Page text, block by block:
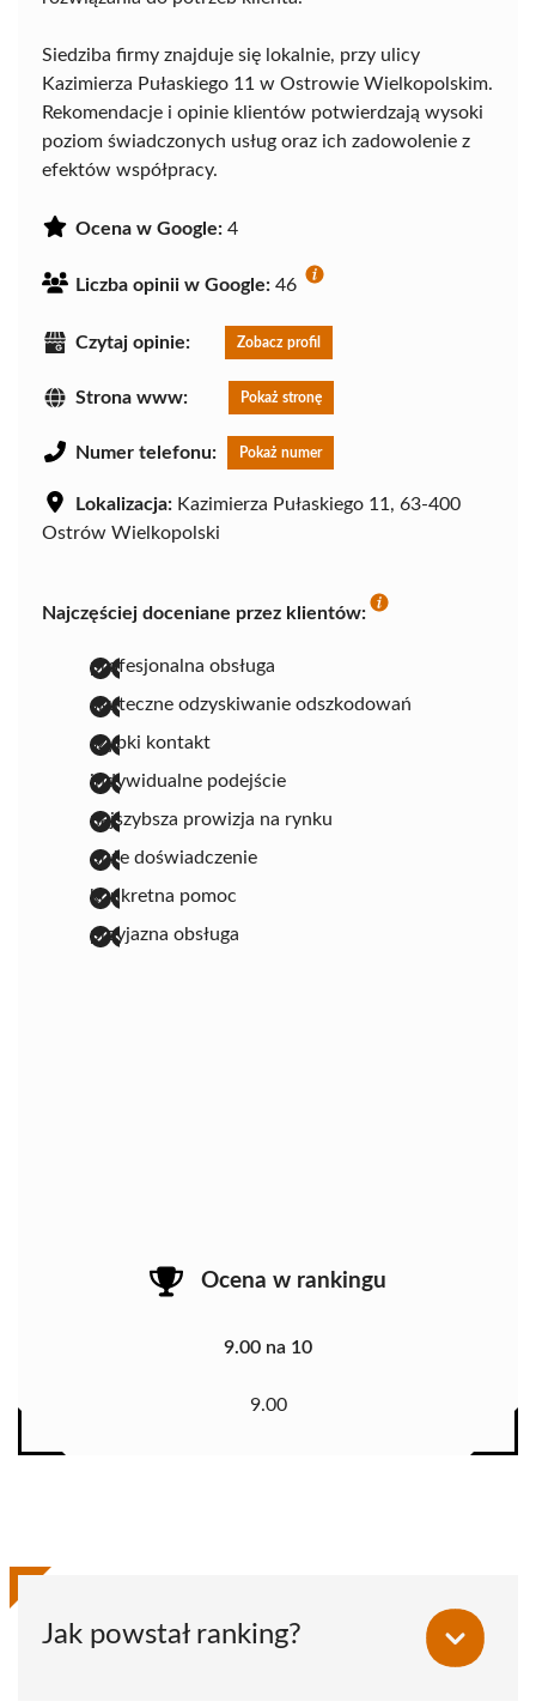
Siedziba firmy znajduje się lokalnie, przy ulicy
Kazimierza Pułaskiego 11 w Ostrowie Wielkopolskim.
Rekomendacje i opinie klientów potwierdzają wysoki
poziom świadczonych usług oraz ich zadowolenie z
efektów współpracy.
Ocena w Google: 4
Liczba opinii w Google: 46
Czytaj opinie: Zobacz profil
Strona www: Pokaż stronę
Numer telefonu: Pokaż numer
Lokalizacja: Kazimierza Pułaskiego 11, 63-400
Ostrów Wielkopolski
Najczęściej doceniane przez klientów:
profesjonalna obsługa
skuteczne odzyskiwanie odszkodowań
szybki kontakt
indywidualne podejście
najszybsza prowizja na rynku
duże doświadczenie
konkretna pomoc
przyjazna obsługa
Ocena w rankingu
9.00 na 10
9.00
Jak powstał ranking?